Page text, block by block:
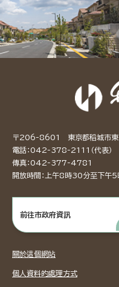
〒206-8601 東京都稻城市東
電話：042-378-2111（代表）
傳真：042-377-4781
開放時間：上午8時30分至下午5
前往市政府資訊
關於這個網站
個人資料的處理方式